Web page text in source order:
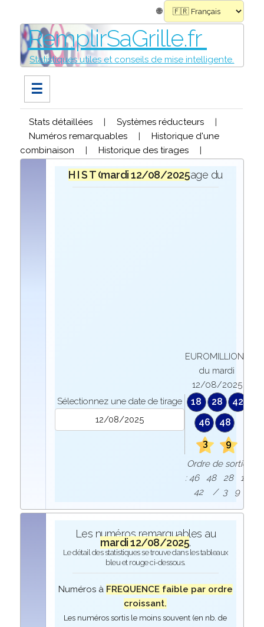
🌐
RemplirSaGrille.fr
Statistiques utiles et conseils de mise intelligente.
☰
Stats détaillées | Systèmes réducteurs
|
Numéros remarquables
|
Historique d'une
combinaison
| Historique des tirages |
H I S T O R I Q U Elors du tirage du
mardi 12/08/2025
Sélectionnez une date de tirage
EUROMILLIONS
du mardi
12/08/2025
18 28
42
46
48
3
9
Ordre de sortie
: 46 48 28 18
42 / 3 9
Les numéros remarquables au
mardi 12/08/2025.
Le détail des statistiques se trouve dans les tableaux
bleu et rouge ci-dessous.
Numéros à FREQUENCE faible par ordre
croissant.
Les numéros sortis le moins souvent (en nb. de